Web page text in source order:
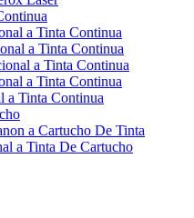
a Tinta Continua
a Tinta Continua
a Tinta Continua
a Tinta Continua
a Tinta Continua
a Cartucho De Tinta
a Tinta De Cartucho